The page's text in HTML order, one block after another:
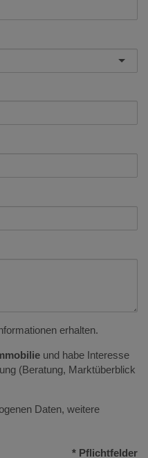
erhalten.
und habe Interesse
(Beratung, Marktüberblick
Daten, weitere
* Pflichtfelder